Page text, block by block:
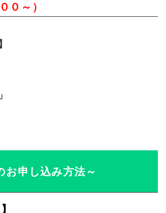
０～）
お申し込み方法～